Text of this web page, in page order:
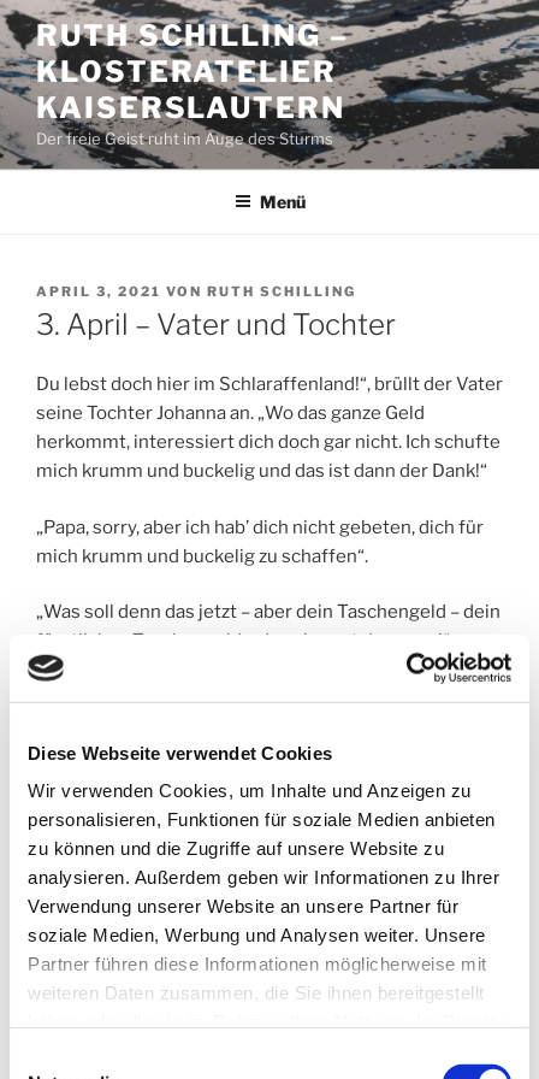
Diese Webseite verwendet Cookies
Wir verwenden Cookies, um Inhalte und Anzeigen zu
personalisieren, Funktionen für soziale Medien anbieten
zu können und die Zugriffe auf unsere Website zu
analysieren. Außerdem geben wir Informationen zu Ihrer
Verwendung unserer Website an unsere Partner für
soziale Medien, Werbung und Analysen weiter. Unsere
Partner führen diese Informationen möglicherweise mit
weiteren Daten zusammen, die Sie ihnen bereitgestellt
Zum
Inhalt
springen
RUTH SCHILLING –
KLOSTERATELIER
KAISERSLAUTERN
Der freie Geist ruht im Auge des Sturms
Menü
VERÖFFENTLICHT
AM
APRIL 3, 2021 VON RUTH SCHILLING
3. April – Vater und Tochter
Du lebst doch hier im Schlaraffenland!“, brüllt der Vater
seine Tochter Johanna an. „Wo das ganze Geld
herkommt, interessiert dich doch gar nicht. Ich schufte
mich krumm und buckelig und das ist dann der Dank!“
„Papa, sorry, aber ich hab’ dich nicht gebeten, dich für
mich krumm und buckelig zu schaffen“.
„Was soll denn das jetzt – aber dein Taschengeld – dein
fürstliches Taschengeld – das nimmst du gerne!“
„Ich wäre ja blöd, wenn nicht! Ich meine doch nur, dass
„Ach ja, auf was denn sonst?“
„Auf Liebe, auf Glück, auf Zusammenhalt, sowas eben.“
Der Vater schnaubt durch die Nase.
„So ein Mist“, murmelt er und schüttelt den Kopf. „Wer
hat dir denn den romantischen Scheiß eingeredet. Wer
glaubt denn an sowas? Da draußen herrscht Krieg!“